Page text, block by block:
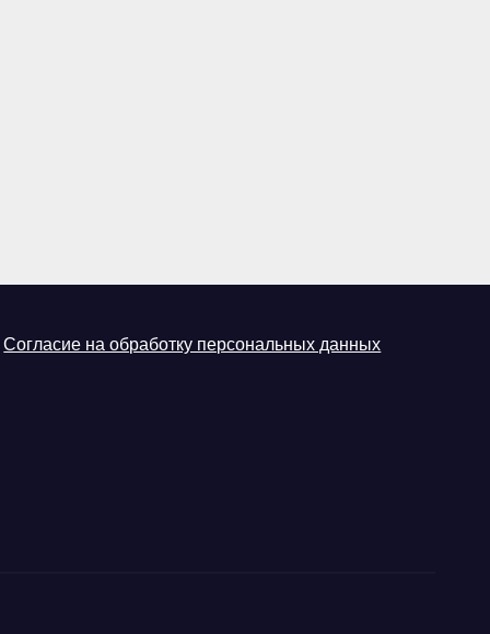
Согласие на обработку персональных данных